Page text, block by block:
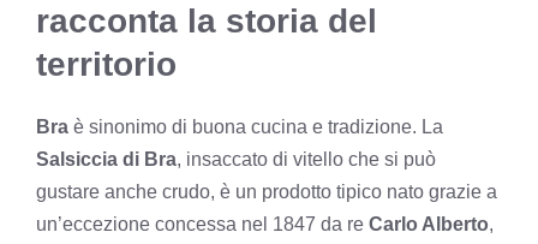
racconta la storia del
territorio
Bra è sinonimo di buona cucina e tradizione. La
Salsiccia di Bra, insaccato di vitello che si può
gustare anche crudo, è un prodotto tipico nato grazie a
un’eccezione concessa nel 1847 da re Carlo Alberto,